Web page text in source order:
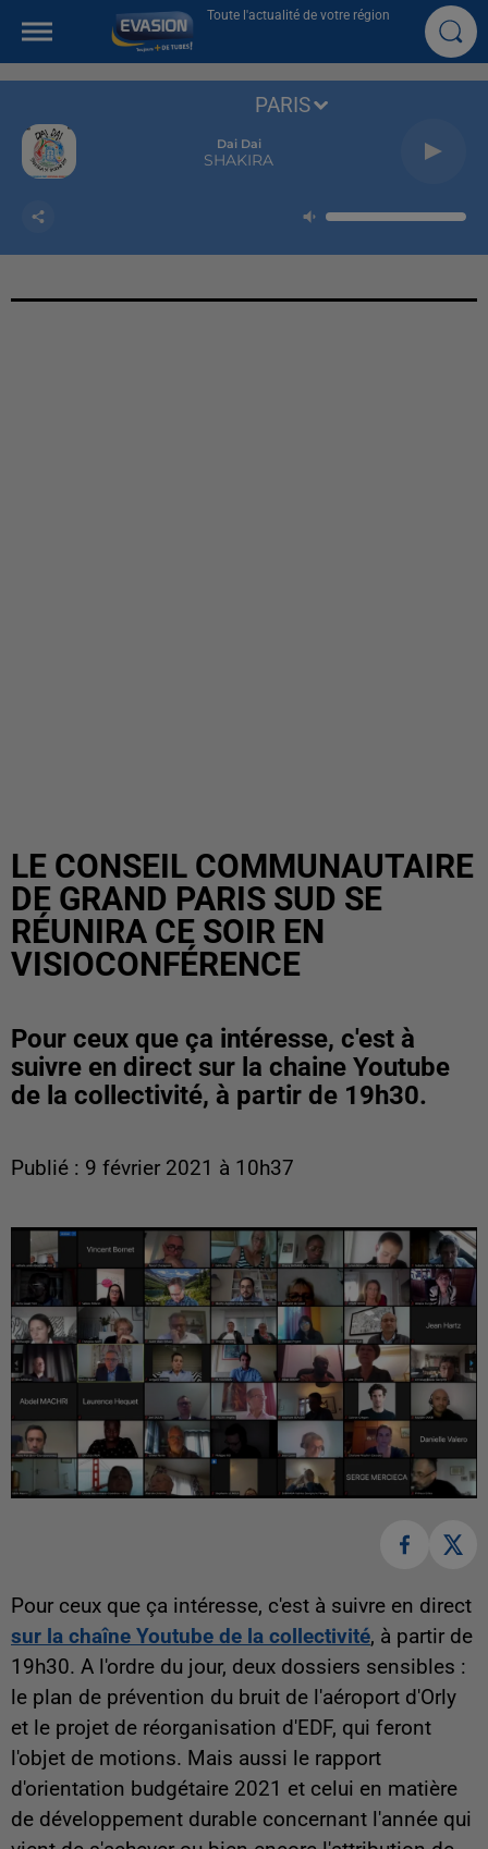
Toute l'actualité de votre région
Dai Dai
SHAKIRA
PARIS
LE CONSEIL COMMUNAUTAIRE
DE GRAND PARIS SUD SE
RÉUNIRA CE SOIR EN
VISIOCONFÉRENCE
Pour ceux que ça intéresse, c'est à
suivre en direct sur la chaine Youtube
de la collectivité, à partir de 19h30.
Publié : 9 février 2021 à 10h37
Pour ceux que ça intéresse, c'est à suivre en direct
sur la chaîne Youtube de la collectivité, à partir de
19h30. A l'ordre du jour, deux dossiers sensibles :
le plan de prévention du bruit de l'aéroport d'Orly
et le projet de réorganisation d'EDF, qui feront
l'objet de motions. Mais aussi le rapport
d'orientation budgétaire 2021 et celui en matière
de développement durable concernant l'année qui